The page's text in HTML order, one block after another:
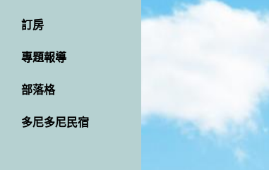
訂房
專題報導
部落格
多尼多尼民宿